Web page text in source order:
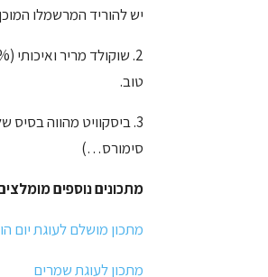
יש להוריד המרשמלו
2. שוקולד מריר ואיכותי (
טוב.
3. ביסקוויט מהווה
סימורס…)
מתכונים נוספים
מתכון מושלם לעוגת יום
מתכון לעוגת שמרים